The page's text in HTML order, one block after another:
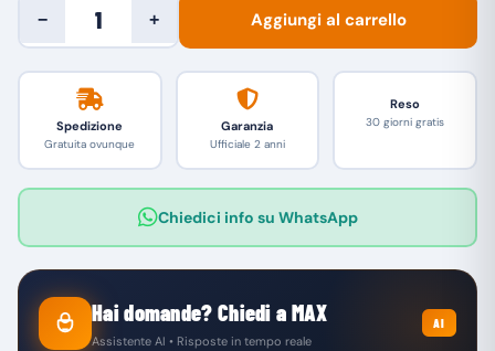
− + Aggiungi al carrello
Spedizione
Gratuita ovunque
Garanzia
Ufficiale 2 anni
Reso
30 giorni gratis
Chiedici info su WhatsApp
Hai domande? Chiedi a MAX
Assistente AI • Risposte in tempo reale
AI